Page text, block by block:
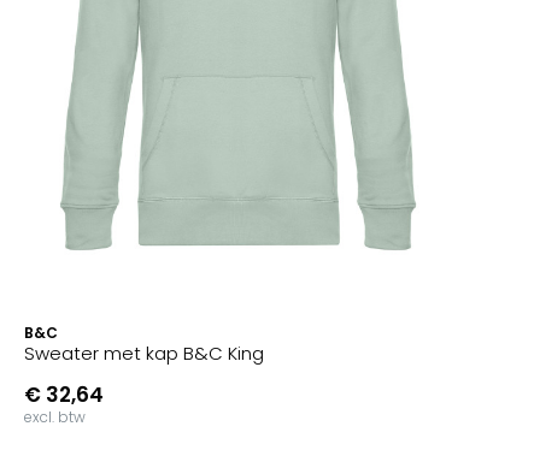
B&C
Sweater met kap B&C King
€ 32,64
excl. btw